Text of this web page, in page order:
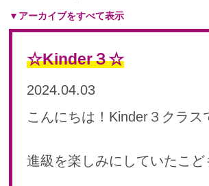
札幌保育園（北海道）
仙台八木山保育園（宮城県）
仙台富沢保育園（宮城県）
つくば西平塚保育園(茨城県)
札幌東雁来保育園(北海道)
▼アーカイブをすべて表示
2025年 03月(1)
2024年 09月(19)
2024年 07月(22)
☆Kinder３☆
2024.04.03
こんにちは！Kinder３クラス
進級を楽しみにしていたこど